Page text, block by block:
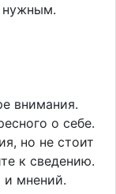
нужным.
внимания.
о себе.
но не стоит
к сведению.
и мнений.